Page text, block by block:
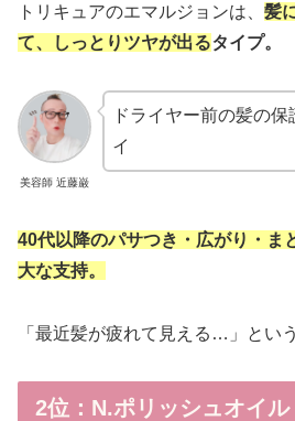
トリキュアのエマルジョンは、 髪
て、しっとりツヤが出るタイプ。
美容師 近藤巌
ドライヤー前の髪の
イ
40代以降のパサつき・広がり・ま
大な支持。
「最近髪が疲れて見える…」とい
2位：N.ポリッシュオイ